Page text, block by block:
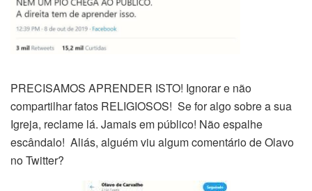
PRECISAMOS APRENDER ISTO! Ignorar e não
compartilhar fatos RELIGIOSOS! Se for algo sobre a sua
Igreja, reclame lá. Jamais em público! Não espalhe
escândalo! Aliás, alguém viu algum comentário de Olavo
no Twitter?